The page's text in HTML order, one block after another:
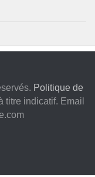
Politique de
titre indicatif. Email